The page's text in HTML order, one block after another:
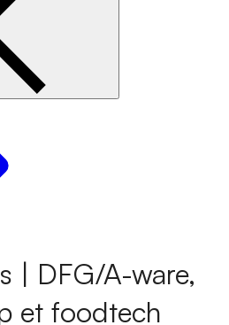
| DFG/A-ware,
et foodtech